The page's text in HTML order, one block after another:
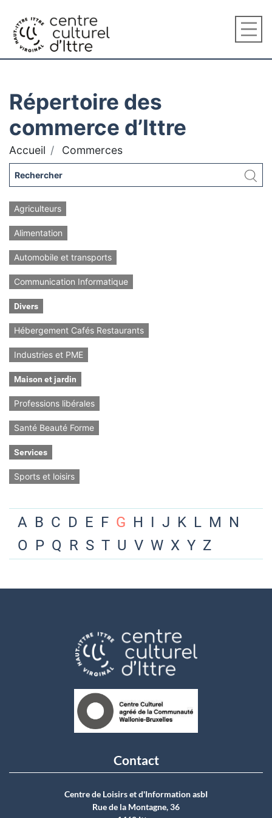
Répertoire des
commerce d’Ittre
Accueil Commerces
Agriculteurs
Alimentation
Automobile et transports
Communication Informatique
Divers
Hébergement Cafés Restaurants
Industries et PME
Maison et jardin
Professions libérales
Santé Beauté Forme
Services
Sports et loisirs
A B C D E F G H I J K L M N
O P Q R S T U V W X Y Z
Contact
Centre de Loisirs et d'Information asbI
Rue de la Montagne, 36